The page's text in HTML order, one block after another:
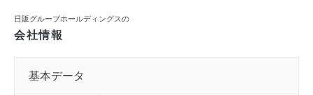
日販グループホールディングスの
会社情報
基本データ